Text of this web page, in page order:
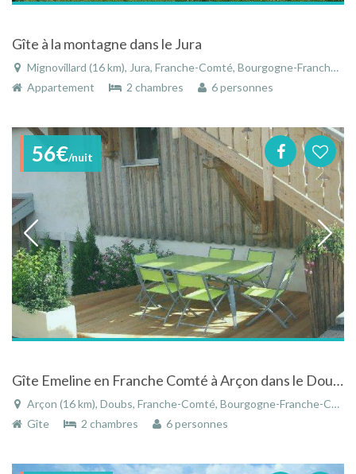
Gîte à la montagne dans le Jura
Mignovillard (16 km), Jura, Franche-Comté, Bourgogne-Franche-Comté, France
Appartement
2 chambres 6 personnes
56€/nuit
Gîte Emeline en Franche Comté à Arçon dans le Doubs
Arçon (16 km), Doubs, Franche-Comté, Bourgogne-Franche-Comté, France
Gîte
2 chambres 6 personnes